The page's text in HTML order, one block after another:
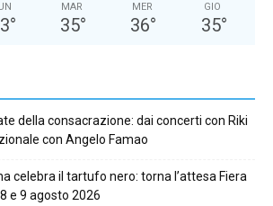
°
MAR
35°
MER
36°
GIO
35°
della consacrazione: dai concerti con Riki
con Angelo Famao
celebra il tartufo nero: torna l’attesa Fiera
e 9 agosto 2026